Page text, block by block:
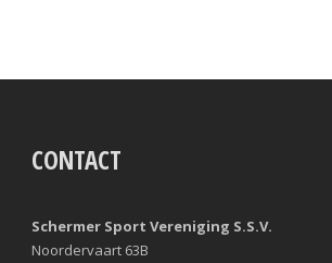
CONTACT
Schermer Sport Vereniging S.S.V.
Noordervaart 63B